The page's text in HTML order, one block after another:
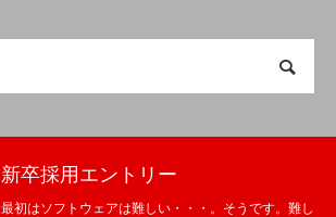
新卒採用エントリー
最初はソフトウェアは難しい・・・。そうです。難し